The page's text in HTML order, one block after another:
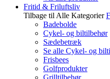
Fritid & Friluftsliv
Tilbage til Alle Kategorier
Badebolde
Cykel- og biltilbehør
Sædebetræk
Se alle Cykel- og
Frisbees
Golfprodukter
Grilltilbehør